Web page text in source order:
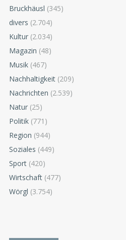
Bruckhäusl (345)
divers (2.704)
Kultur (2.034)
Magazin (48)
Musik (467)
Nachhaltigkeit (209)
Nachrichten (2.539)
Natur (25)
Politik (771)
Region (944)
Soziales (449)
Sport (420)
Wirtschaft (477)
Wörgl (3.754)